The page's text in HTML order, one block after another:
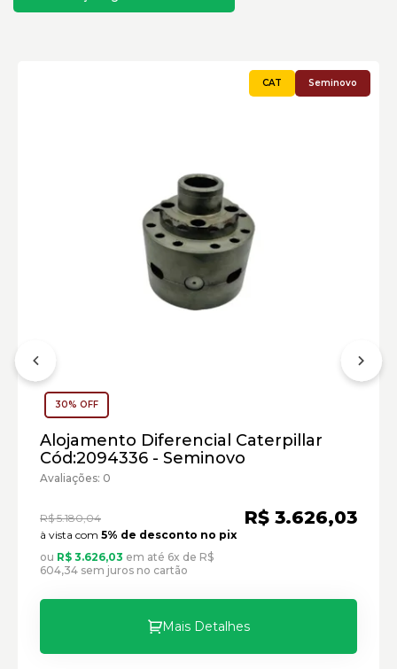
Seminovo
30% OFF
Alojamento Diferencial Caterpillar
Cód:2094336 - Seminovo
Avaliações: 0
R$ 5.180,04 R$ 3.626,03
à vista com 5% de desconto no pix
ou R$ 3.626,03 em até 6x de R$
604,34 sem juros no cartão
Mais Detalhes